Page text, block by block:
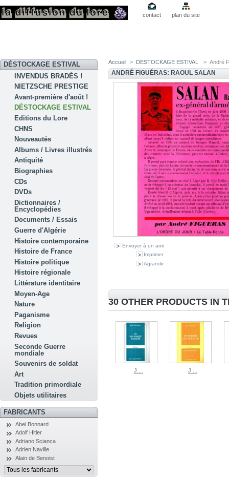
contact plan du site
DÉSTOCKAGE ESTIVAL
INVENDUS BRADÉS !
NIETZSCHE PRESTIGE
Avant-première d'août !
DÉSTOCKAGE ESTIVAL
Editions du Lore
CHNS
Nouveautés
Albums / Livres illustrés
Antiquité
Biographies
CDs
DVDs
Dictionnaires /
Encyclopédies
Documents / Essais
Guerre d'Algérie
Histoire contemporaine
Histoire de France
Histoire politique
Histoire régionale
Littérature identitaire
Moyen-Age
Nature
Paganisme
Religion
Revues
Seconde Guerre
mondiale
Souvenirs de soldat
Art
Tradition primordiale
Objets utilitaires
FABRICANTS
Abel Bonnard
Adolf Hitler
Adriano Scianca
Adrien Naville
Alain de Benoist
Accueil > DÉSTOCKAGE ESTIVAL > André
ANDRÉ FIGUÉRAS: RAOUL SALAN
Envoyer à un ami
Imprimer
Agrandir
30 OTHER PRODUCTS IN
J.... J....